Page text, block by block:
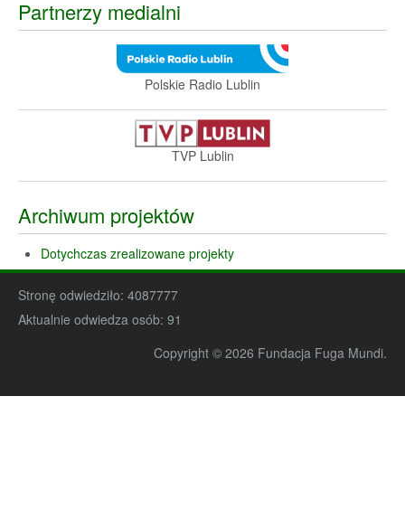
Partnerzy medialni
Polskie Radio Lublin
TVP Lublin
Archiwum projektów
Dotychczas zrealizowane projekty
Stronę odwiedziło: 4087777
Aktualnie odwiedza osób: 91
Copyright © 2026 Fundacja Fuga Mundi.